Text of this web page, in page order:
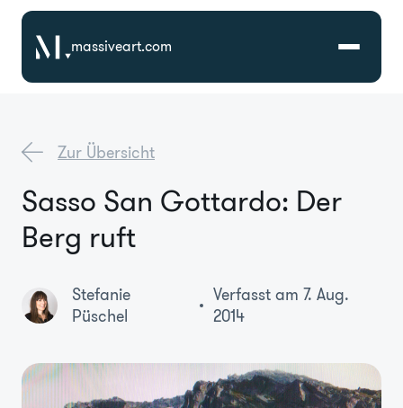
massiveart.com
Referenzen
Branchen
Über Uns
Zur Übersicht
Sasso San Gottardo: Der
Berg ruft
Stefanie
Püschel
Verfasst am 7. Aug.
2014